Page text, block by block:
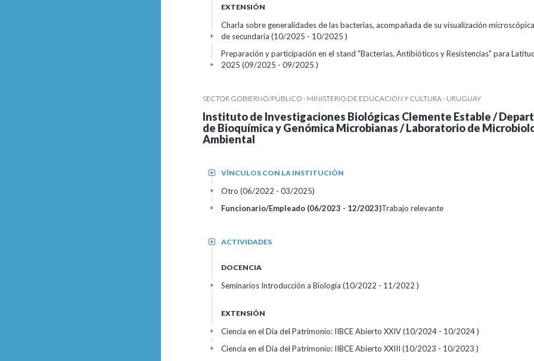
EXTENSIÓN
Charla sobre generalidades de las bacterias, acompañada de su visualización
de secundaria (10/2025 - 10/2025 )
+
Preparación y participación en el stand "Bacterias, Antibióticos y Resistencias" para
2025 (09/2025 - 09/2025 )
+
SECTOR GOBIERNO/PÚBLICO - MINISTERIO DE EDUCACIÓN Y CULTURA - URUGUAY
Instituto de Investigaciones Biológicas Clemente Estable /
de Bioquímica y Genómica Microbianas / Laboratorio de
Ambiental
VÍNCULOS CON LA INSTITUCIÓN
+
Otro (06/2022 - 03/2025)
+
Funcionario/Empleado (06/2023 - 12/2023)Trabajo relevante
+
ACTIVIDADES
+
DOCENCIA
Seminarios Introducción a Biología (10/2022 - 11/2022 )
+
EXTENSIÓN
Ciencia en el Día del Patrimonio: IIBCE Abierto XXIV (10/2024 - 10/2024 )
+
Ciencia en el Día del Patrimonio: IIBCE Abierto XXIII (10/2023 - 10/2023 )
+